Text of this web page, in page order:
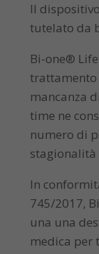
Il
tutelato da
Bi-one®
trattamento
mancanza
time ne
numero di
stagionalità
In
745/2017,
una una
medica per